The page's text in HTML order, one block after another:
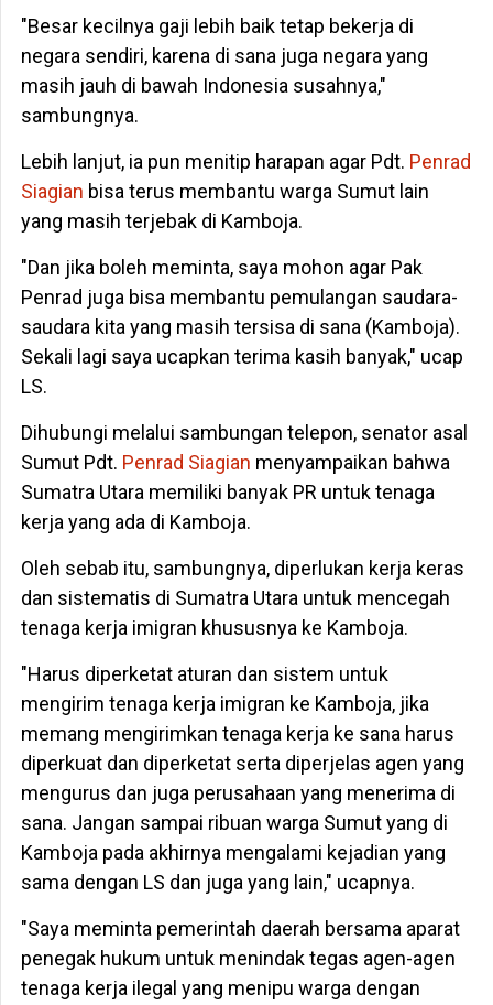
"Besar kecilnya gaji lebih baik tetap bekerja di
negara sendiri, karena di sana juga negara yang
masih jauh di bawah Indonesia susahnya,"
sambungnya.
Lebih lanjut, ia pun menitip harapan agar Pdt. Penrad
Siagian bisa terus membantu warga Sumut lain
yang masih terjebak di Kamboja.
"Dan jika boleh meminta, saya mohon agar Pak
Penrad juga bisa membantu pemulangan saudara-
saudara kita yang masih tersisa di sana (Kamboja).
Sekali lagi saya ucapkan terima kasih banyak," ucap
LS.
Dihubungi melalui sambungan telepon, senator asal
Sumut Pdt. Penrad Siagian menyampaikan bahwa
Sumatra Utara memiliki banyak PR untuk tenaga
kerja yang ada di Kamboja.
Oleh sebab itu, sambungnya, diperlukan kerja keras
dan sistematis di Sumatra Utara untuk mencegah
tenaga kerja imigran khususnya ke Kamboja.
"Harus diperketat aturan dan sistem untuk
mengirim tenaga kerja imigran ke Kamboja, jika
memang mengirimkan tenaga kerja ke sana harus
diperkuat dan diperketat serta diperjelas agen yang
mengurus dan juga perusahaan yang menerima di
sana. Jangan sampai ribuan warga Sumut yang di
Kamboja pada akhirnya mengalami kejadian yang
sama dengan LS dan juga yang lain," ucapnya.
"Saya meminta pemerintah daerah bersama aparat
penegak hukum untuk menindak tegas agen-agen
tenaga kerja ilegal yang menipu warga dengan